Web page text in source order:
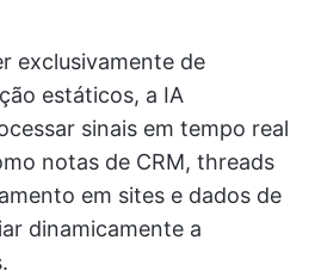
exclusivamente de
estáticos, a IA
sinais em tempo real
notas de CRM, threads
em sites e dados de
dinamicamente a